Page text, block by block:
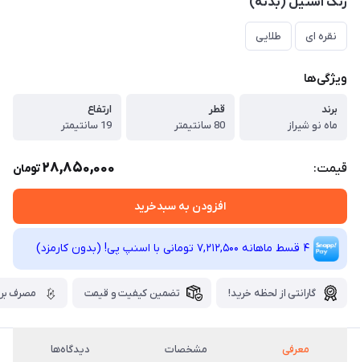
نقره ای طلایی
ویژگی‌ها
برند
ماه نو شیراز
قطر
80 سانتیمتر
ارتفاع
19 سانتیمتر
قیمت: 28,850,000تومان
افزودن به سبدخرید
4 قسط ماهانه 7,212,500 تومانی با اسنپ ‌پی! (بدون کارمزد)
گارانتی از لحظه خرید! تضمین کیفیت و قیمت مصرف
معرفی مشخصات دیدگاه‌ها